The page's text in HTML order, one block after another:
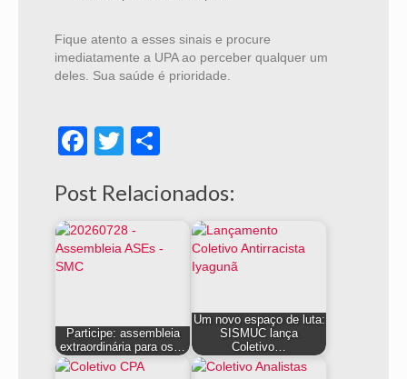
Fique atento a esses sinais e procure
imediatamente a UPA ao perceber qualquer um
deles. Sua saúde é prioridade.
Facebook
Twitter
Post Relacionados:
Participe: assembleia
extraordinária para os…
Um novo espaço de luta:
SISMUC lança
Coletivo…